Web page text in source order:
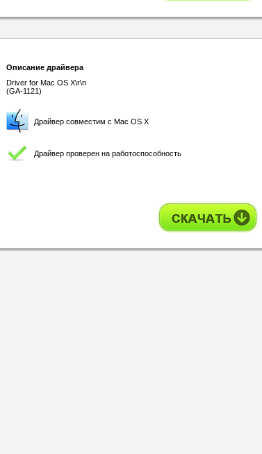
Описание драйвера
Driver for Mac OS X\r\n
(GA-1121)
Драйвер совместим с Mac OS X
Драйвер проверен на работоспособность